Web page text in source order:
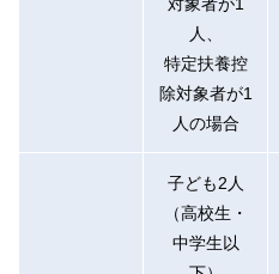
人、
特定扶養控
除対象者が1
人の場合
子ども2人
（高校生・
中学生以